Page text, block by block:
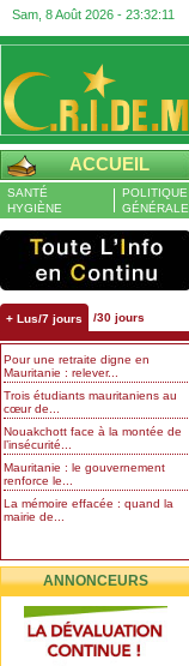
Sam, 8 Août 2026 - 23:32:12
ACCUEIL
SANTÉ
HYGIÈNE
POLITIQUE
GÉNÉRALE
+ Lus/7 jours /30 jours
Pour une retraite digne en
Mauritanie : relever...
Trois étudiants mauritaniens au
cœur de...
Nouakchott face à la montée de
l’insécurité...
Mauritanie : le gouvernement
renforce le...
La mémoire effacée : quand la
mairie de...
ANNONCEURS